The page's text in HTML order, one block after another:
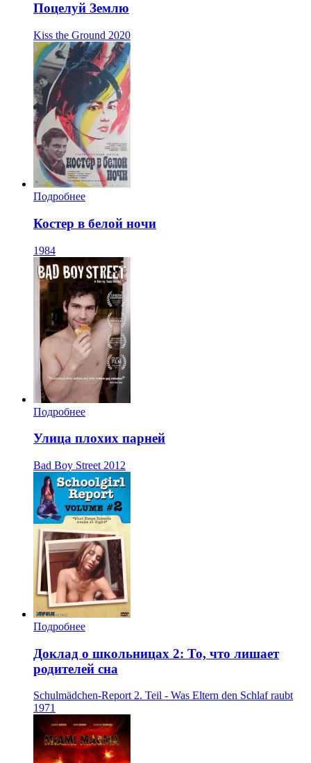
Поцелуй Землю
Kiss the Ground 2020
Подробнее
Костер в белой ночи
1984
Подробнее
Улица плохих парней
Bad Boy Street 2012
Подробнее
Доклад о школьницах 2: То, что лишает
родителей сна
Schulmädchen-Report 2. Teil - Was Eltern den Schlaf raubt
1971